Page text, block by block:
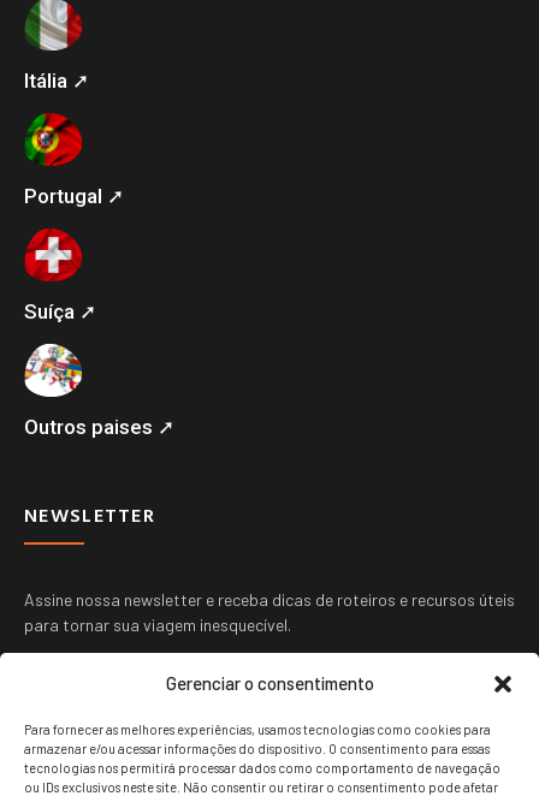
Gerenciar o consentimento
Para fornecer as melhores experiências, usamos tecnologias como cookies para
armazenar e/ou acessar informações do dispositivo. O consentimento para essas
tecnologias nos permitirá processar dados como comportamento de navegação
ou IDs exclusivos neste site. Não consentir ou retirar o consentimento pode afetar
Itália ➚
Portugal ➚
Suíça ➚
Outros paises ➚
NEWSLETTER
Assine nossa newsletter e receba dicas de roteiros e recursos úteis
para tornar sua viagem inesquecível.